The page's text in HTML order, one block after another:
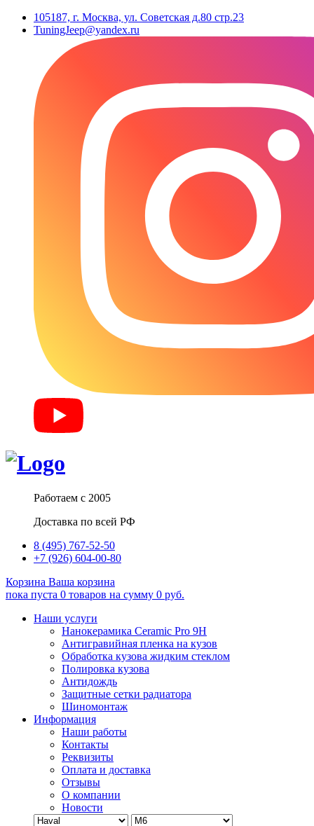
105187, г. Москва, ул. Советская д.80 стр.23
TuningJeep@yandex.ru
Работаем с 2005
Доставка по всей РФ
8 (495) 767-52-50
+7 (926) 604-00-80
Корзина Ваша корзина
пока пуста 0 товаров на сумму 0 руб.
Наши услуги
Нанокерамика Ceramic Pro 9H
Антигравийная пленка на кузов
Обработка кузова жидким стеклом
Полировка кузова
Антидождь
Защитные сетки радиатора
Шиномонтаж
Информация
Наши работы
Контакты
Реквизиты
Оплата и доставка
Отзывы
О компании
Новости